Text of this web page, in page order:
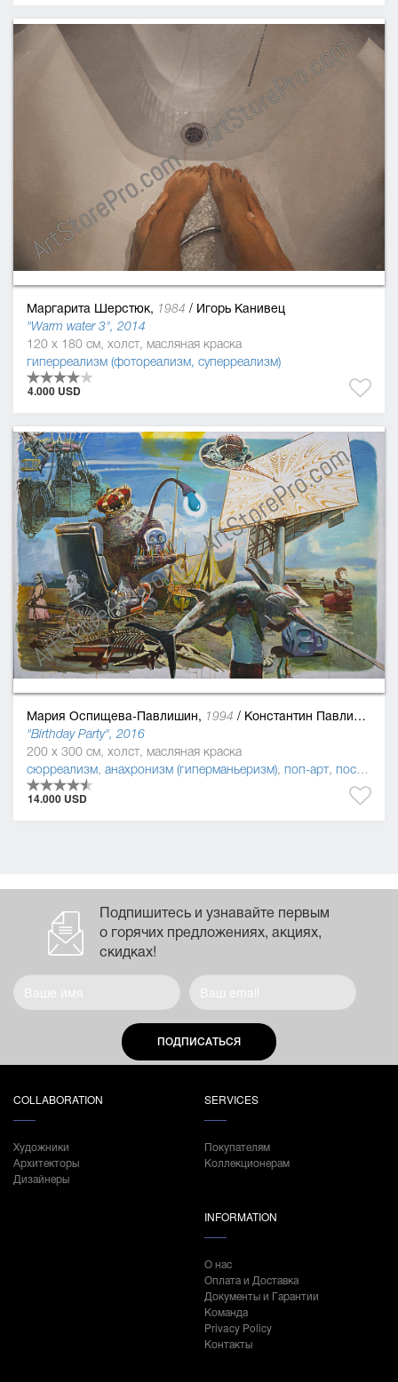
Маргарита Шерстюк, 1984 / Игорь Канивец
"Warm water 3", 2014
120 x 180 см, холст, масляная краска
гиперреализм (фотореализм, суперреализм)
4.000 USD
Мария Оспищева-Павлишин, 1994 / Константин Павлишин
"Birthday Party", 2016
200 x 300 см, холст, масляная краска
сюрреализм, анахронизм (гиперманьеризм), поп-арт, постмодернизм
14.000 USD
Подпишитесь и узнавайте первым
о горячих предложениях, акциях,
скидках!
ПОДПИСАТЬСЯ
COLLABORATION
Художники
Архитекторы
Дизайнеры
SERVICES
Покупателям
Коллекционерам
INFORMATION
О нас
Оплата и Доставка
Документы и Гарантии
Команда
Privacy Policy
Контакты